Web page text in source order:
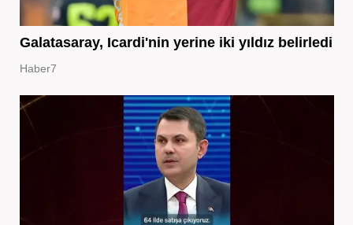
Galatasaray, Icardi'nin yerine iki yıldız belirledi
Haber7